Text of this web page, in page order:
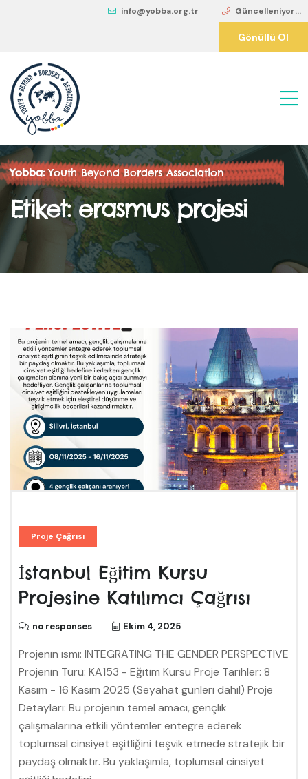
info@yobba.org.tr Güncelleniyor...
Gönüllü Ol
Yobba:Youth Beyond Borders Association
Etiket:erasmus projesi
Proje Çağrısı
İstanbul Eğitim Kursu
Projesine Katılımcı Çağrısı
no responses Ekim 4, 2025
Projenin ismi: INTEGRATING THE GENDER PERSPECTIVE
Projenin Türü: KA153 - Eğitim Kursu Proje Tarihler: 8
Kasım - 16 Kasım 2025 (Seyahat günleri dahil) Proje
Detayları: Bu projenin temel amacı, gençlik
çalışmalarına etkili yöntemler entegre ederek
toplumsal cinsiyet eşitliğini teşvik etmede stratejik bir
paydaş olmaktır. Bu yaklaşımla, toplumsal cinsiyet